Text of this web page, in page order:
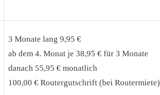
3 Monate lang 9,95 €
ab dem 4. Monat je 38,95 € für 3 Monate
danach 55,95 € monatlich
100,00 € Routergutschrift (bei Routermiete)